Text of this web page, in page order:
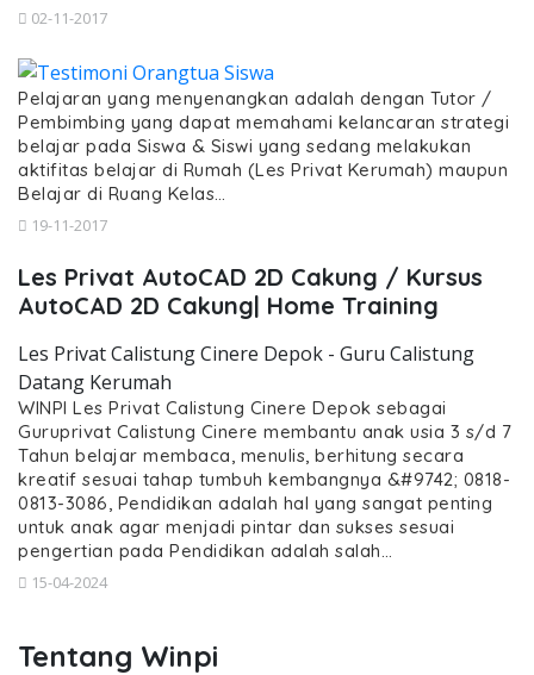
02-11-2017
Pelajaran yang menyenangkan adalah dengan Tutor /
Pembimbing yang dapat memahami kelancaran strategi
belajar pada Siswa & Siswi yang sedang melakukan
aktifitas belajar di Rumah (Les Privat Kerumah) maupun
Belajar di Ruang Kelas…
19-11-2017
Les Privat AutoCAD 2D Cakung / Kursus
AutoCAD 2D Cakung| Home Training
Les Privat Calistung Cinere Depok - Guru Calistung
Datang Kerumah
WINPI Les Privat Calistung Cinere Depok sebagai
Guruprivat Calistung Cinere membantu anak usia 3 s/d 7
Tahun belajar membaca, menulis, berhitung secara
kreatif sesuai tahap tumbuh kembangnya &#9742; 0818-
0813-3086, Pendidikan adalah hal yang sangat penting
untuk anak agar menjadi pintar dan sukses sesuai
pengertian pada Pendidikan adalah salah…
15-04-2024
Tentang Winpi